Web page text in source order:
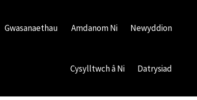
Gwasanaethau Amdanom Ni Newyddion
Cysylltwch â Ni Datrysiad